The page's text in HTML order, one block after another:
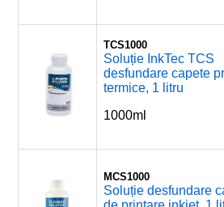
TCS1000
Soluție InkTec TCS
desfundare capete
termice, 1 litru
1000ml
MCS1000
Soluție desfundare